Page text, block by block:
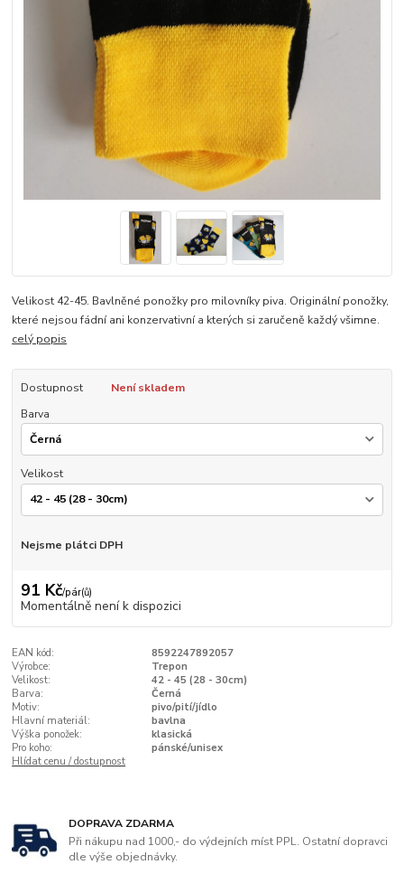
Velikost 42-45. Bavlněné ponožky pro milovníky piva. Originální ponožky,
které nejsou fádní ani konzervativní a kterých si zaručeně každý všimne.
celý popis
Dostupnost
Není skladem
Barva
Velikost
Nejsme plátci DPH
91 Kč/pár(ů)
Momentálně není k dispozici
EAN kód:
8592247892057
Výrobce:
Trepon
Velikost:
42 - 45 (28 - 30cm)
Barva:
Černá
Motiv:
pivo/pití/jídlo
Hlavní materiál:
bavlna
Výška ponožek:
klasická
Pro koho:
pánské/unisex
Hlídat cenu / dostupnost
DOPRAVA ZDARMA
Při nákupu nad 1000,- do výdejních míst PPL. Ostatní dopravci
dle výše objednávky.